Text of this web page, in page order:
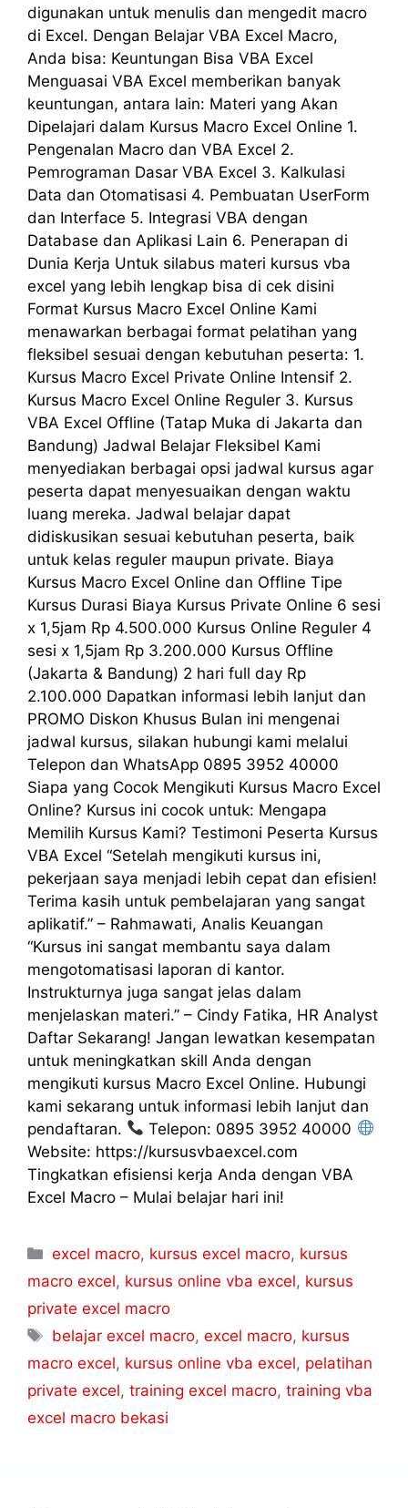
digunakan untuk menulis dan mengedit macro
di Excel. Dengan Belajar VBA Excel Macro,
Anda bisa: Keuntungan Bisa VBA Excel
Menguasai VBA Excel memberikan banyak
keuntungan, antara lain: Materi yang Akan
Dipelajari dalam Kursus Macro Excel Online 1.
Pengenalan Macro dan VBA Excel 2.
Pemrograman Dasar VBA Excel 3. Kalkulasi
Data dan Otomatisasi 4. Pembuatan UserForm
dan Interface 5. Integrasi VBA dengan
Database dan Aplikasi Lain 6. Penerapan di
Dunia Kerja Untuk silabus materi kursus vba
excel yang lebih lengkap bisa di cek disini
Format Kursus Macro Excel Online Kami
menawarkan berbagai format pelatihan yang
fleksibel sesuai dengan kebutuhan peserta: 1.
Kursus Macro Excel Private Online Intensif 2.
Kursus Macro Excel Online Reguler 3. Kursus
VBA Excel Offline (Tatap Muka di Jakarta dan
Bandung) Jadwal Belajar Fleksibel Kami
menyediakan berbagai opsi jadwal kursus agar
peserta dapat menyesuaikan dengan waktu
luang mereka. Jadwal belajar dapat
didiskusikan sesuai kebutuhan peserta, baik
untuk kelas reguler maupun private. Biaya
Kursus Macro Excel Online dan Offline Tipe
Kursus Durasi Biaya Kursus Private Online 6 sesi
x 1,5jam Rp 4.500.000 Kursus Online Reguler 4
sesi x 1,5jam Rp 3.200.000 Kursus Offline
(Jakarta & Bandung) 2 hari full day Rp
2.100.000 Dapatkan informasi lebih lanjut dan
PROMO Diskon Khusus Bulan ini mengenai
jadwal kursus, silakan hubungi kami melalui
Telepon dan WhatsApp 0895 3952 40000
Siapa yang Cocok Mengikuti Kursus Macro Excel
Online? Kursus ini cocok untuk: Mengapa
Memilih Kursus Kami? Testimoni Peserta Kursus
VBA Excel “Setelah mengikuti kursus ini,
pekerjaan saya menjadi lebih cepat dan efisien!
Terima kasih untuk pembelajaran yang sangat
aplikatif.” – Rahmawati, Analis Keuangan
“Kursus ini sangat membantu saya dalam
mengotomatisasi laporan di kantor.
Instrukturnya juga sangat jelas dalam
menjelaskan materi.” – Cindy Fatika, HR Analyst
Daftar Sekarang! Jangan lewatkan kesempatan
untuk meningkatkan skill Anda dengan
mengikuti kursus Macro Excel Online. Hubungi
kami sekarang untuk informasi lebih lanjut dan
pendaftaran.
Telepon: 0895 3952 40000
Website: https://kursusvbaexcel.com
Tingkatkan efisiensi kerja Anda dengan VBA
Excel Macro – Mulai belajar hari ini!
excel macro, kursus excel macro, kursus
macro excel, kursus online vba excel, kursus
private excel macro
belajar excel macro,excel macro, kursus
macro excel, kursus online vba excel, pelatihan
private excel, training excel macro, training vba
excel macro bekasi